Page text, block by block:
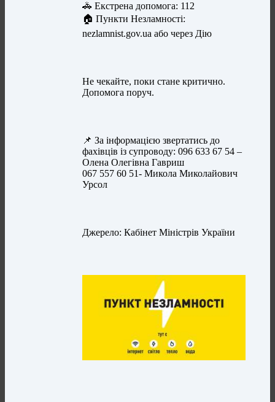
🚓 Екстрена допомога: 112
🏠 Пункти Незламності:
nezlamnist.gov.ua або через Дію
Не чекайте, поки стане критично.
Допомога поруч.
📌 За інформацією звертатись до
фахівців із супроводу: 096 633 67 54 –
Олена Олегівна Гавриш
067 557 60 51- Микола Миколайович
Урсол
Джерело: Кабінет Міністрів України